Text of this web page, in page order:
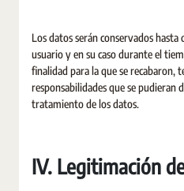
Los datos serán conservados
usuario y en su caso durante el
finalidad para la que se recabaron,
responsabilidades que se pudieran
tratamiento de los datos.
IV. Legitimación